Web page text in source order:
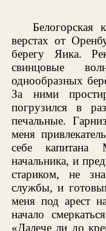
Белогорская
верстах от
берегу Яика.
свинцовые
однообразных
За ними
погрузился в
печальные.
меня
себе капитана
начальника, и
стариком, не
службы, и
меня под арест
начало
«Далече ли до